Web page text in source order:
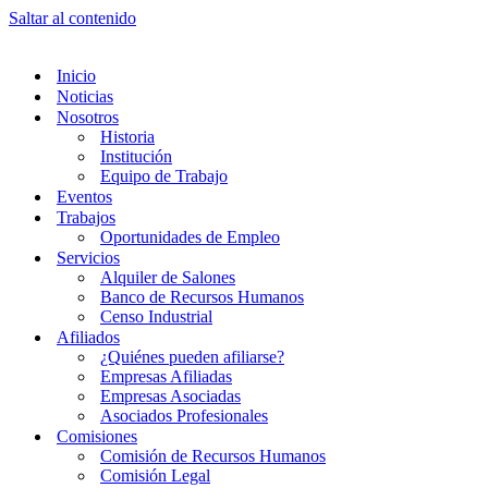
Saltar al contenido
Inicio
Noticias
Nosotros
Historia
Institución
Equipo de Trabajo
Eventos
Trabajos
Oportunidades de Empleo
Servicios
Alquiler de Salones
Banco de Recursos Humanos
Censo Industrial
Afiliados
¿Quiénes pueden afiliarse?
Empresas Afiliadas
Empresas Asociadas
Asociados Profesionales
Comisiones
Comisión de Recursos Humanos
Comisión Legal